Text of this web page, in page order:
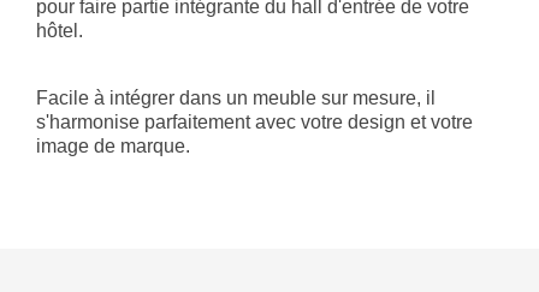
pour faire partie intégrante du hall d'entrée de votre
hôtel.
Facile à intégrer dans un meuble sur mesure, il
s'harmonise parfaitement avec votre design et votre
image de marque.